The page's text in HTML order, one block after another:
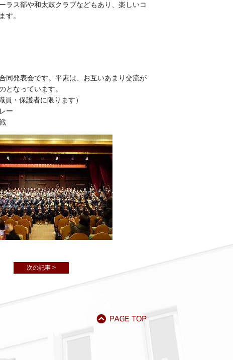
ラス部や和太鼓クラブなどもあり、楽しいコ
す。
同発表会です。平素は、お互いあまり交流が
となっています。
・保護者に限ります）
ー
次の記事 >